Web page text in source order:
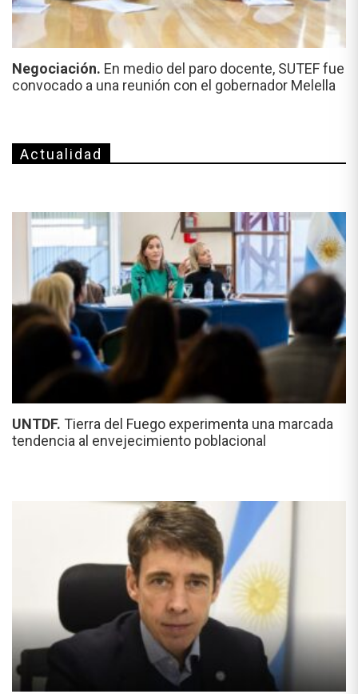
Negociación. En medio del paro docente, SUTEF fue
convocado a una reunión con el gobernador Melella
Actualidad
UNTDF. Tierra del Fuego experimenta una marcada
tendencia al envejecimiento poblacional